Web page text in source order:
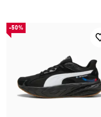
-50%